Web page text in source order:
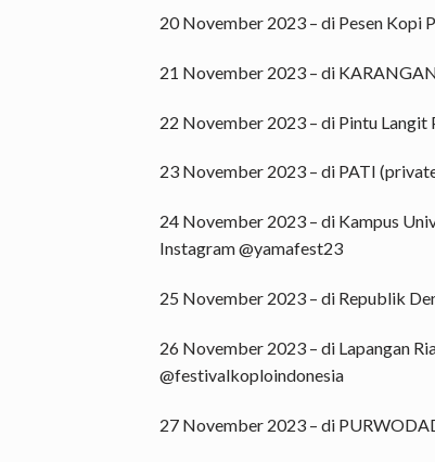
20 November 2023 – di Pesen Kopi
21 November 2023 – di
22 November 2023 – di Pintu
23 November 2023 – di PATI
24 November 2023 – di Kampus
Instagram @yamafest23
25 November 2023 – di Republik
26 November 2023 – di Lapangan
@festivalkoploindonesia
27 November 2023 – di